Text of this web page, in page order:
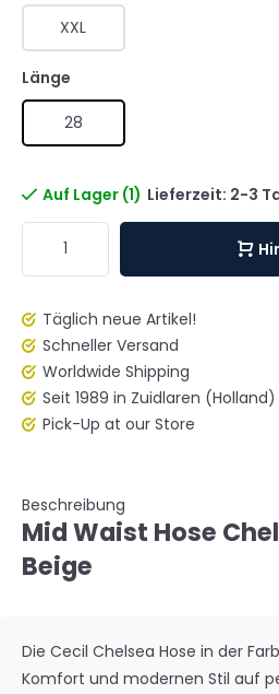
XXL
Länge
28
Auf Lager (1) Lieferzeit: 2-3
Täglich neue Artikel!
Schneller Versand
Worldwide Shipping
Seit 1989 in Zuidlaren (Holland)
Pick-Up at our Store
Beschreibung
Mid Waist Hose
Beige
Die Cecil Chelsea Hose in der
Komfort und modernen Stil auf